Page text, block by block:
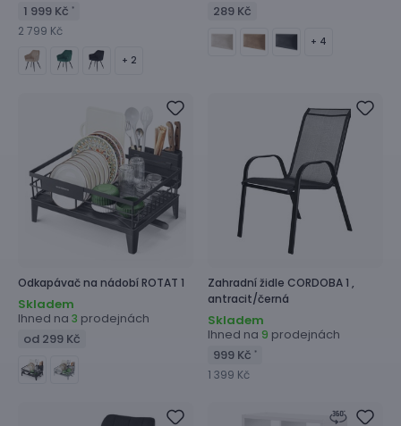
1 999 Kč *
2 799 Kč
+ 2
289 Kč
+ 4
Odkapávač na nádobíROTAT 1
Skladem
Ihned na 3 prodejnách
od 299 Kč
Zahradní židle CORDOBA 1 ,
antracit/černá
Skladem
Ihned na 9 prodejnách
999 Kč *
1 399 Kč